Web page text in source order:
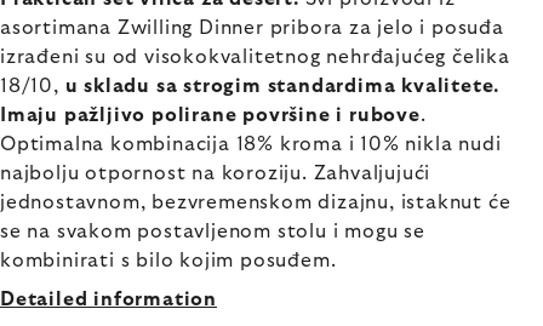
asortimana Zwilling Dinner pribora za jelo i posuđa
izrađeni su od visokokvalitetnog nehrđajućeg čelika
18/10, u skladu sa strogim standardima kvalitete.
Imaju pažljivo polirane površine i rubove.
Optimalna kombinacija 18% kroma i 10% nikla nudi
najbolju otpornost na koroziju. Zahvaljujući
jednostavnom, bezvremenskom dizajnu, istaknut će
se na svakom postavljenom stolu i mogu se
kombinirati s bilo kojim posuđem.
Detailed information